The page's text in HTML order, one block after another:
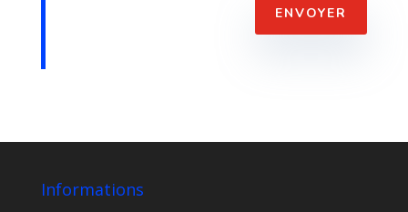
ENVOYER
Informations